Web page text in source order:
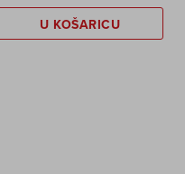
U KOŠARICU